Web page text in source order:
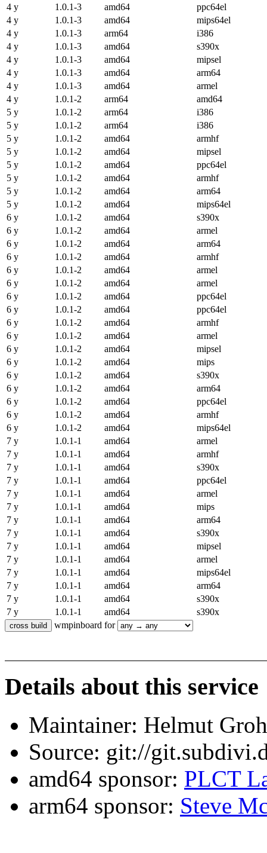
4 y
1.0.1-3 amd64
ppc64el
4 y
1.0.1-3 amd64
mips64el
4 y
1.0.1-3 arm64
i386
4 y
1.0.1-3 amd64
s390x
4 y
1.0.1-3 amd64
mipsel
4 y
1.0.1-3 amd64
arm64
4 y
1.0.1-3 amd64
armel
4 y
1.0.1-2 arm64
amd64
5 y
1.0.1-2 arm64
i386
5 y
1.0.1-2 arm64
i386
5 y
1.0.1-2 amd64
armhf
5 y
1.0.1-2 amd64
mipsel
5 y
1.0.1-2 amd64
ppc64el
5 y
1.0.1-2 amd64
armhf
5 y
1.0.1-2 amd64
arm64
5 y
1.0.1-2 amd64
mips64el
6 y
1.0.1-2 amd64
s390x
6 y
1.0.1-2 amd64
armel
6 y
1.0.1-2 amd64
arm64
6 y
1.0.1-2 amd64
armhf
6 y
1.0.1-2 amd64
armel
6 y
1.0.1-2 amd64
armel
6 y
1.0.1-2 amd64
ppc64el
6 y
1.0.1-2 amd64
ppc64el
6 y
1.0.1-2 amd64
armhf
6 y
1.0.1-2 amd64
armel
6 y
1.0.1-2 amd64
mipsel
6 y
1.0.1-2 amd64
mips
6 y
1.0.1-2 amd64
s390x
6 y
1.0.1-2 amd64
arm64
6 y
1.0.1-2 amd64
ppc64el
6 y
1.0.1-2 amd64
armhf
6 y
1.0.1-2 amd64
mips64el
7 y
1.0.1-1 amd64
armel
7 y
1.0.1-1 amd64
armhf
7 y
1.0.1-1 amd64
s390x
7 y
1.0.1-1 amd64
ppc64el
7 y
1.0.1-1 amd64
armel
7 y
1.0.1-1 amd64
mips
7 y
1.0.1-1 amd64
arm64
7 y
1.0.1-1 amd64
s390x
7 y
1.0.1-1 amd64
mipsel
7 y
1.0.1-1 amd64
armel
7 y
1.0.1-1 amd64
mips64el
7 y
1.0.1-1 amd64
arm64
7 y
1.0.1-1 amd64
s390x
7 y
1.0.1-1 amd64
s390x
wmpinboard for
Details about this service
Maintainer: Helmut
Source: git://
amd64 sponsor: PLCT
arm64 sponsor: Steve